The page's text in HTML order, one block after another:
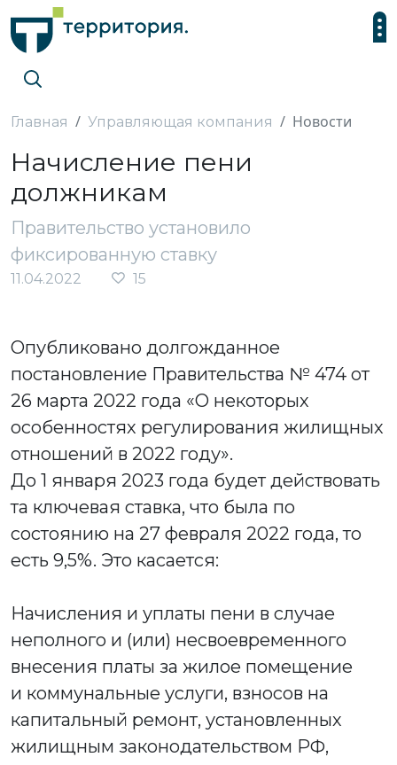
Главная Управляющая компания Новости
Начисление пени
должникам
Правительство установило
фиксированную ставку
11.04.2022 15
Опубликовано долгожданное
постановление Правительства № 474 от
26 марта 2022 года «О некоторых
особенностях регулирования жилищных
отношений в 2022 году».
До 1 января 2023 года будет действовать
та ключевая ставка, что была по
состоянию на 27 февраля 2022 года, то
есть 9,5%. Это касается:
Начисления и уплаты пени в случае
неполного и (или) несвоевременного
внесения платы за жилое помещение
и коммунальные услуги, взносов на
капитальный ремонт, установленных
жилищным законодательством РФ,